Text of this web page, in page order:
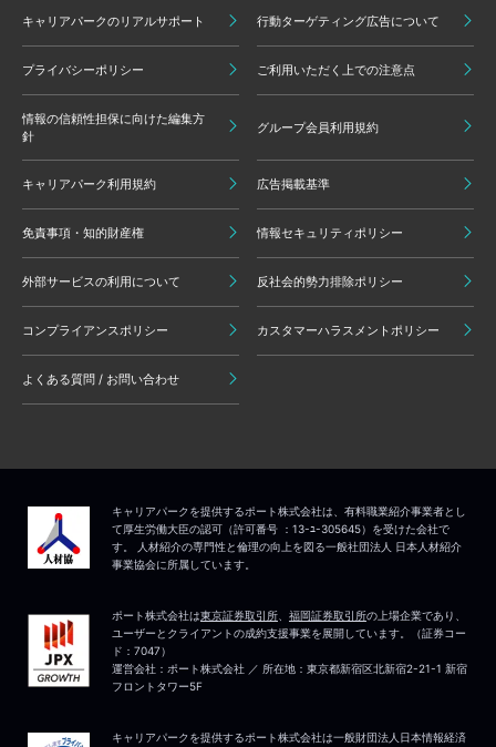
キャリアパークのリアルサポート 行動ターゲティング広告について
プライバシーポリシー ご利用いただく上での注意点
情報の信頼性担保に向けた編集方
針
グループ会員利用規約
キャリアパーク利用規約 広告掲載基準
免責事項・知的財産権 情報セキュリティポリシー
外部サービスの利用について 反社会的勢力排除ポリシー
コンプライアンスポリシー カスタマーハラスメントポリシー
よくある質問 / お問い合わせ